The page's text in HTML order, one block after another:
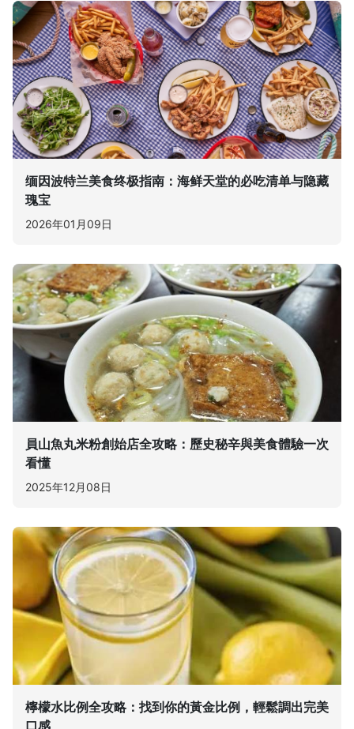
缅因波特兰美食终极指南：海鲜天堂的必吃清单与隐藏
瑰宝
2026年01月09日
員山魚丸米粉創始店全攻略：歷史秘辛與美食體驗一次
看懂
2025年12月08日
檸檬水比例全攻略：找到你的黃金比例，輕鬆調出完美
口感